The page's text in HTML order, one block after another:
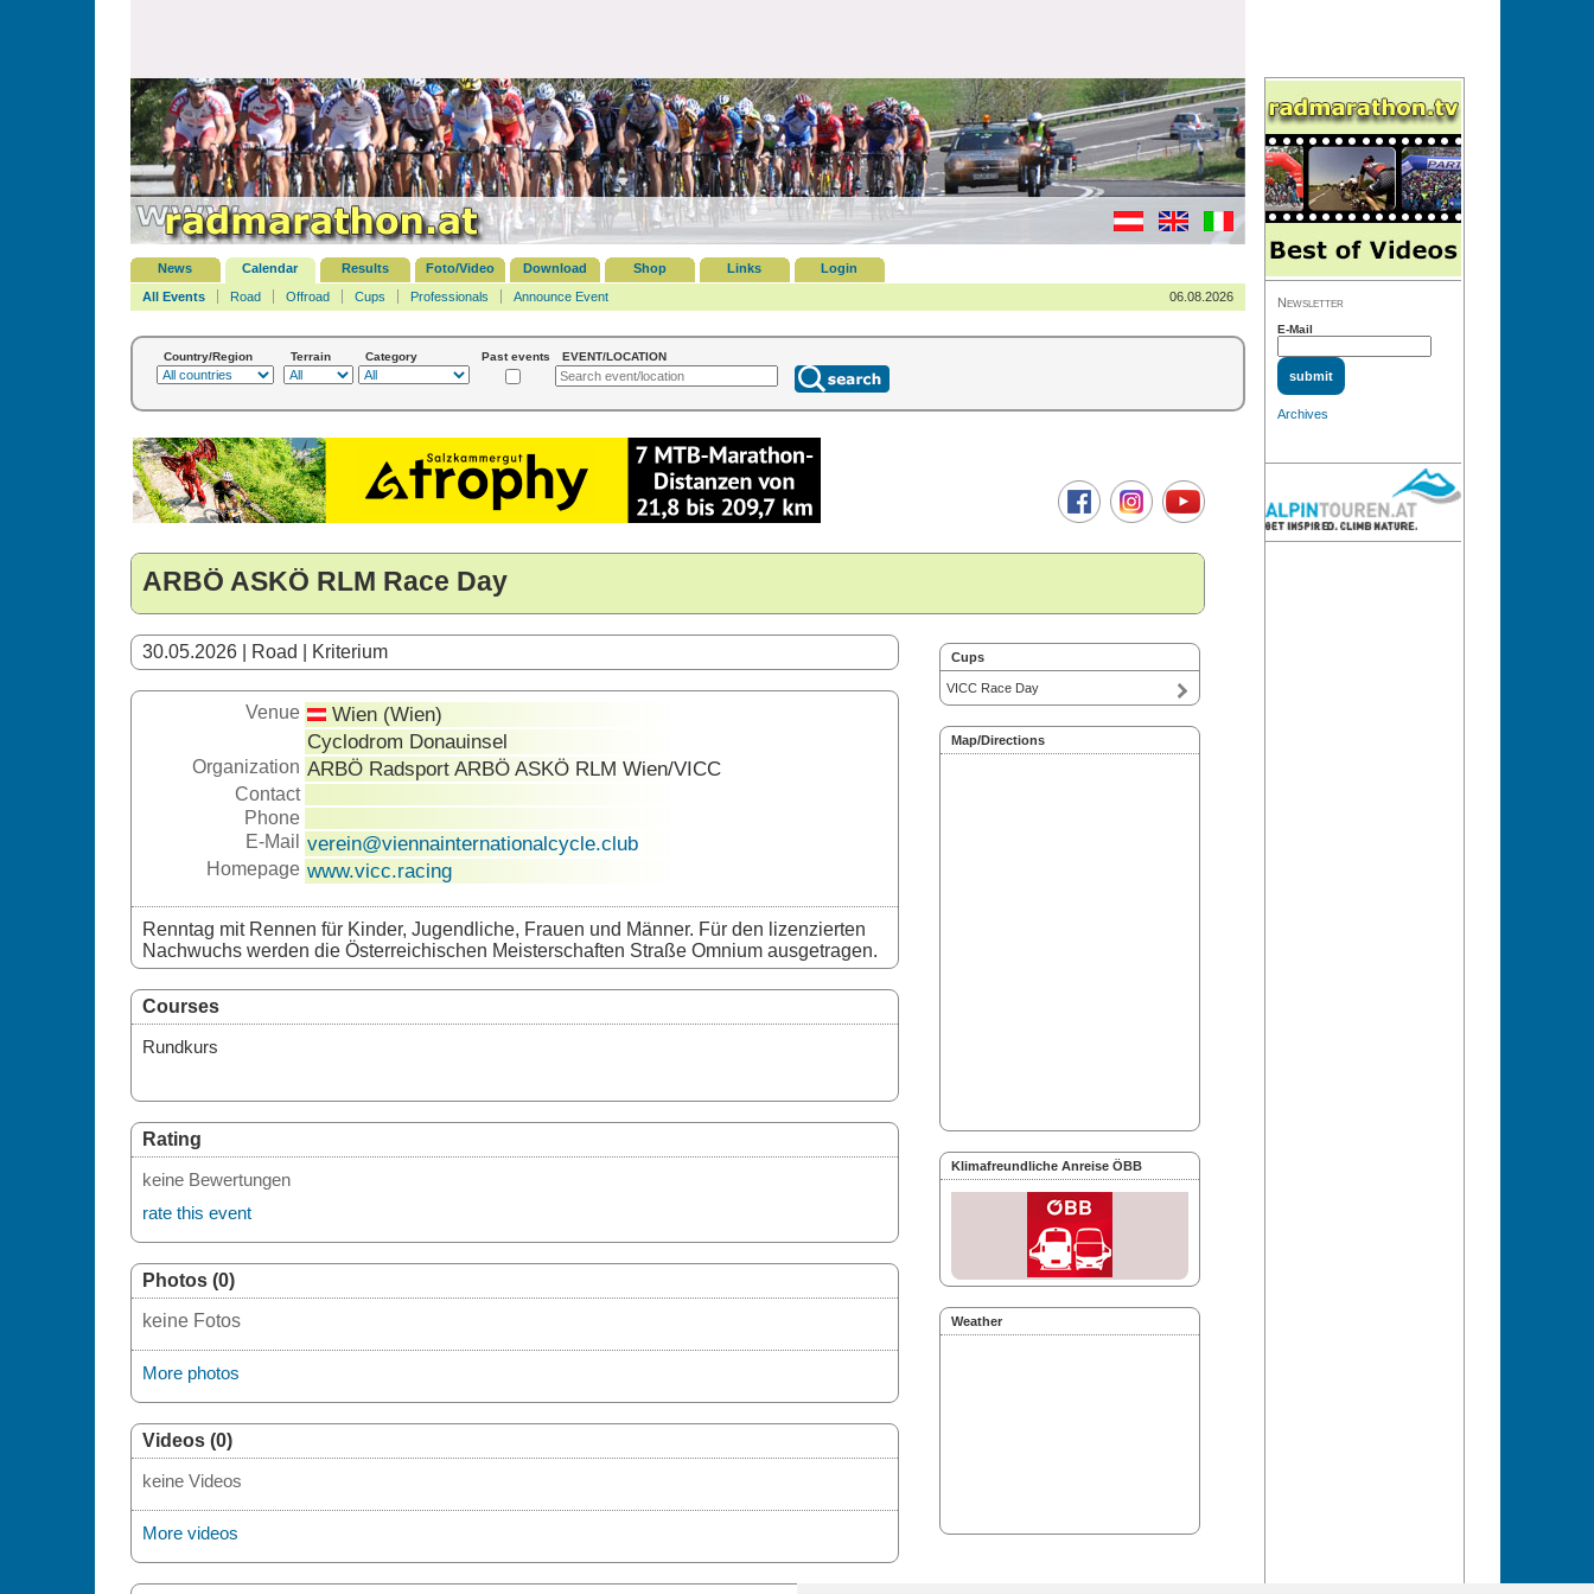
News Calendar Results Foto/Video Download Shop Links
Login
All Events
Road Offroad Cups Professionals Announce Event 06.08.2026
Country/Region Terrain Category Past events EVENT/LOCATION
ARBÖ ASKÖ RLM Race Day
Cups
VICC Race Day
Map/Directions
Klimafreundliche Anreise ÖBB
Weather
30.05.2026 | Road | Kriterium
Venue
Wien (Wien)
Cyclodrom Donauinsel
Organization ARBÖ Radsport ARBÖ ASKÖ RLM Wien/VICC
Contact
Phone
E-Mail
verein@viennainternationalcycle.club
Homepage www.vicc.racing
Renntag mit Rennen für Kinder, Jugendliche, Frauen und Männer. Für den lizenzierten
Nachwuchs werden die Österreichischen Meisterschaften Straße Omnium ausgetragen.
Courses
Rundkurs
Rating
keine Bewertungen
rate this event
Photos (0)
keine Fotos
More photos
Videos (0)
keine Videos
More videos
Newsletter
E-Mail
Archives